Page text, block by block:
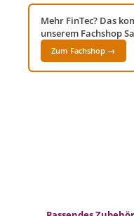
Mehr FinTec? Das
unserem Fachshop
Zum Fachshop →
Produktgalerie